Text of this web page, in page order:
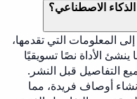
الاصطناعي؟
المعلومات التي تقدمها،
الأداة نصًا تسويقيًا
التفاصيل قبل النشر.
أوصاف فريدة، مما